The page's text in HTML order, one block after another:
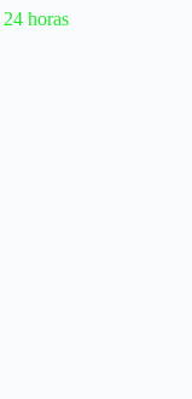
horas